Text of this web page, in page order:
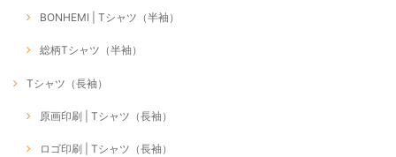
BONHEMI | Tシャツ（半袖）
総柄Tシャツ（半袖）
Tシャツ（長袖）
原画印刷 | Tシャツ（長袖）
ロゴ印刷 | Tシャツ（長袖）